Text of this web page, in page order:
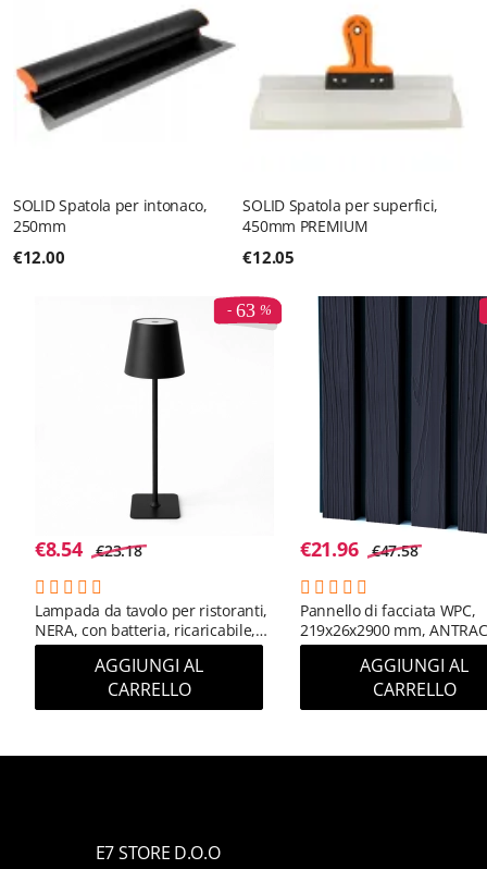
SOLID Spatola per intonaco,
250mm
€12.00
SOLID Spatola per superfici,
450mm PREMIUM
€12.05
63
€8.54 €23.18
Lampada da tavolo per ristoranti,
NERA, con batteria, ricaricabile,
3600 mAh
AGGIUNGI AL
CARRELLO
€21.96 €47.58
Pannello di facciata WPC,
219x26x2900 mm,
(RAL 7016) (0,63 m²)
AGGIUNGI AL
CARRELLO
E7 STORE D.O.O